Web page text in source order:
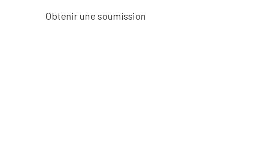
Obtenir une soumission